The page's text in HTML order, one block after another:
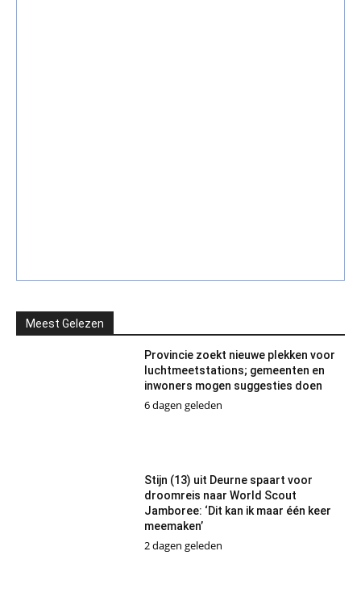
Meest Gelezen
Provincie zoekt nieuwe plekken voor
luchtmeetstations; gemeenten en
inwoners mogen suggesties doen
6 dagen geleden
Stijn (13) uit Deurne spaart voor
droomreis naar World Scout
Jamboree: ‘Dit kan ik maar één keer
meemaken’
2 dagen geleden